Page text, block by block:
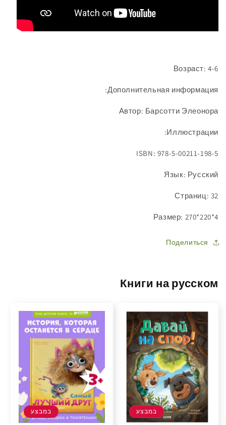
Возраст: 4-6
Дополнительная информация:
Автор: Барсотти Элеонора
Иллюстрации:
ISBN: 978-5-00211-198-5
Язык: Русский
Страниц: 32
Размер: 270*220*4
Поделиться
Книги на русском
במבצע במבצע